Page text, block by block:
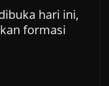
hari ini,
formasi